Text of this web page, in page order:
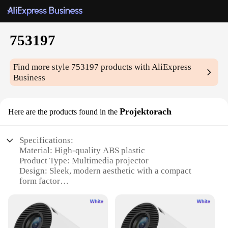
753197
Find more style 753197 products with AliExpress
Business
Here are the products found in the Projektorach
Specifications:
Material: High-quality ABS plastic
Product Type: Multimedia projector
Design: Sleek, modern aesthetic with a compact
form factor
business presentations
Performance: 1080p HD resolution with 2000
lumens brightness